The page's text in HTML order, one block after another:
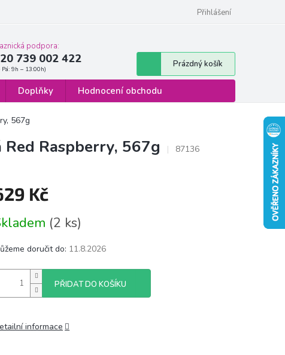
Formulář pro odstoupení od smlouvy
Přihlášení
podpora:
739 002 422
Nákupní
košík
Prázdný košík
Doplňky Hodnocení obchodu
567g
Raspberry, 567g
87136
Kč
(2 ks)
doručit do: 11.8.2026
PŘIDAT DO KOŠÍKU
informace